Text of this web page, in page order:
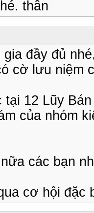
thân
đầy đủ
cờ lưu niệm
tại 12 Lũy
của nhóm
các bạn
cơ hội đặc